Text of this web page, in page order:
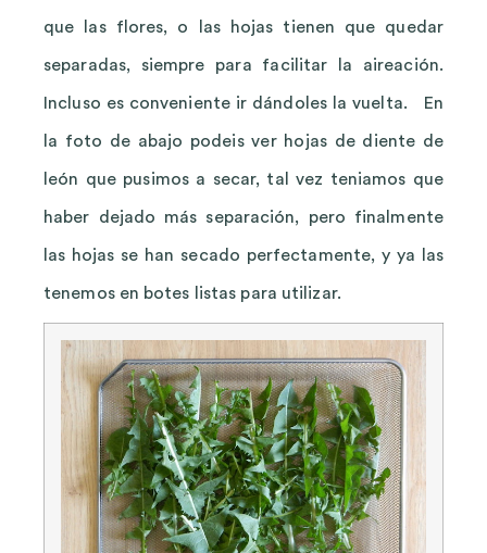
que las flores, o las hojas tienen que quedar
separadas, siempre para facilitar la aireación.
Incluso es conveniente ir dándoles la vuelta. En
la foto de abajo podeis ver hojas de diente de
león que pusimos a secar, tal vez teniamos que
haber dejado más separación, pero finalmente
las hojas se han secado perfectamente, y ya las
tenemos en botes listas para utilizar.